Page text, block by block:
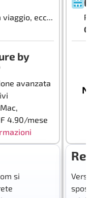
ecc...
by
avanzata
4.90/mese
si